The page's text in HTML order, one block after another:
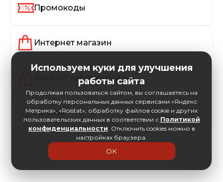
Промокоды
Интернет магазин
Аккаунт заблокирован
Другое
Используем куки для улучшения
работы сайта
Продолжая пользоваться сайтом, вы соглашаетесь на
обработку персональных данных сервисами «Яндекс
Метрика», «Roistat», обработку файлов cookie и других
пользовательских данных в соответствии с Политикой
конфиденциальности. Отключить cookies можно в
настройках браузера.
ОК